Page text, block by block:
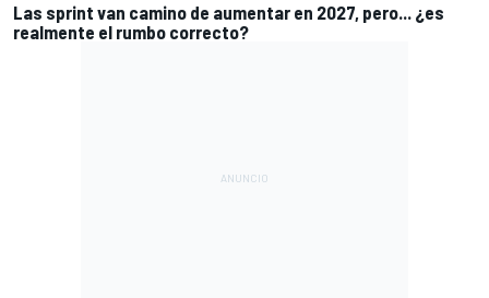
Las sprint van camino de aumentar en 2027, pero... ¿es
realmente el rumbo correcto?